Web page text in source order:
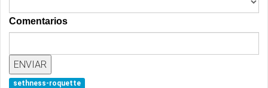
Comentarios
sethness-roquette